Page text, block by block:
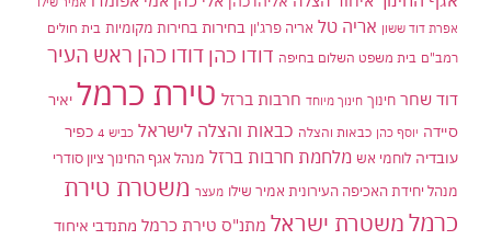
אפרת דוד ששון אריה טל אריה פרג'ון בחירות בחירות מקומיות בית חולים
רמב"ם בית משפט השלום בחיפה דודו כהן דודו כהן ראש העיר
דוד שחר חינוך חינוך מיוחד חרבות ברזל טירת כרמל יאיר
סיידה יוסף כהן כבאות והצלה כבאות והצלה לישראל כביש 4
כפיר
עובדיה לוחמי אש מלחמת חרבות ברזל מנהל אגף החינוך ציון סודרי
מנהל יחידת האכיפה העירונית אמיר שילו מעצר משטרת טירת
כרמלמשטרת ישראל מתנ"ס טירת כרמל מתנדבי איחוד